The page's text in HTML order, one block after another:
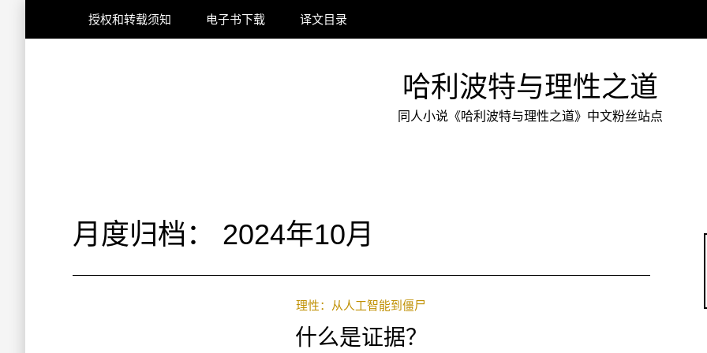
授权和转载须知 电子书下载 译文目录
哈利波特与理性之道
同人小说《哈利波特与理性之道》中文粉丝站点
月度归档： 2024年10月
理性：从人工智能到僵尸
什么是证据？